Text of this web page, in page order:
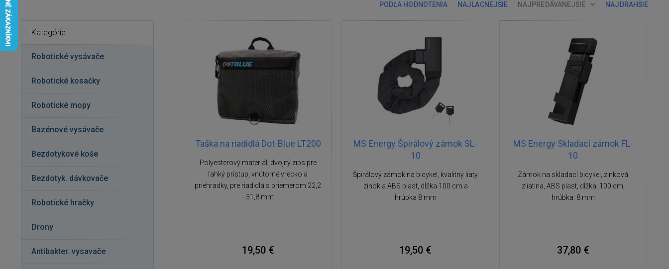
PODĽA HODNOTENIA NAJLACNEJŠIE NAJPREDÁVANEJŠIE NAJDRAHŠIE
Taška na riadidlá Dot-Blue LT200
Polyesterový materiál, dvojitý zips pre
ľahký prístup, vnútorné vrecko a
priehradky, pre riadidlá s priemerom 22,2
- 31,8 mm
19,50 €
MS Energy Špirálový zámok SL-
10
Špirálový zámok na bicykel, kvalitný liaty
zinok a ABS plast, dĺžka 100 cm a
hrúbka 8 mm
19,50 €
MS Energy Skladací zámok FL-
10
Zámok na skladací bicykel, zinková
zliatina, ABS plast, dĺžka: 100 cm,
hrúbka: 8 mm
37,80 €
Kategórie
Robotické vysávače
Robotické kosačky
Robotické mopy
Bazénové vysávače
Bezdotykové koše
Bezdotyk. dávkovače
Robotické hračky
Drony
Antibakter. vysavače